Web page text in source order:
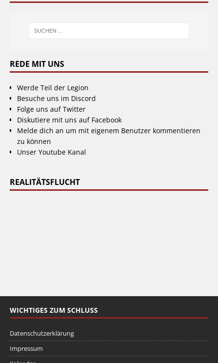
REDE MIT UNS
Werde Teil der Legion
Besuche uns im Discord
Folge uns auf Twitter
Diskutiere mit uns auf Facebook
Melde dich an um mit eigenem Benutzer kommentieren
zu können
Unser Youtube Kanal
REALITÄTSFLUCHT
WICHTIGES ZUM SCHLUSS
Datenschutzerklärung
Impressum